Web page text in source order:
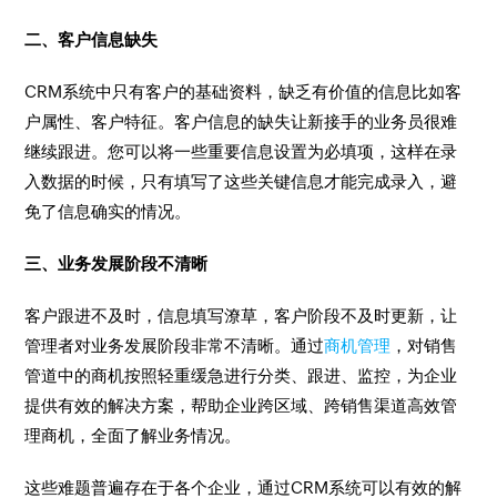
二、客户信息缺失
CRM系统中只有客户的基础资料，缺乏有价值的信息比如客
户属性、客户特征。客户信息的缺失让新接手的业务员很难
继续跟进。您可以将一些重要信息设置为必填项，这样在录
入数据的时候，只有填写了这些关键信息才能完成录入，避
免了信息确实的情况。
三、业务发展阶段不清晰
客户跟进不及时，信息填写潦草，客户阶段不及时更新，让
管理者对业务发展阶段非常不清晰。通过商机管理 ，对销售
管道中的商机按照轻重缓急进行分类、跟进、监控，为企业
提供有效的解决方案，帮助企业跨区域、跨销售渠道高效管
理商机，全面了解业务情况。
这些难题普遍存在于各个企业，通过CRM系统可以有效的解